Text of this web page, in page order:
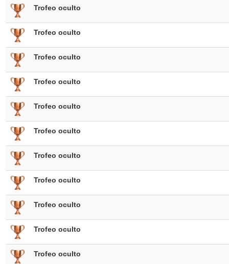
Trofeo oculto
Trofeo oculto
Trofeo oculto
Trofeo oculto
Trofeo oculto
Trofeo oculto
Trofeo oculto
Trofeo oculto
Trofeo oculto
Trofeo oculto
Trofeo oculto